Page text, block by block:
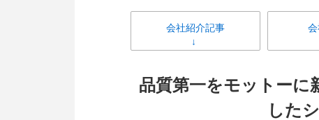
会社紹介記事
品質第一をモットーに
した